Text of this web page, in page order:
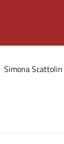
Simona Scattolin